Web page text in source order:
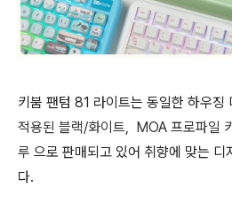
키붐 팬텀 81 라이트는 동일한 하우징
적용된 블랙/화이트,
MOA 프로파일
루 으로 판매되고 있어 취향에 맞는 디
다.